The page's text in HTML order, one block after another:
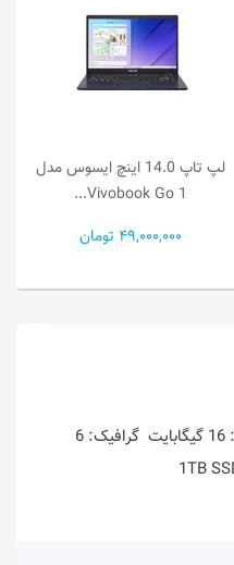
لپ تاپ 14.0 اینچ ایسوس مدل
پردازنده: Ryzen 9-6900HS رم: 16 گیگابایت گرافیک: 6